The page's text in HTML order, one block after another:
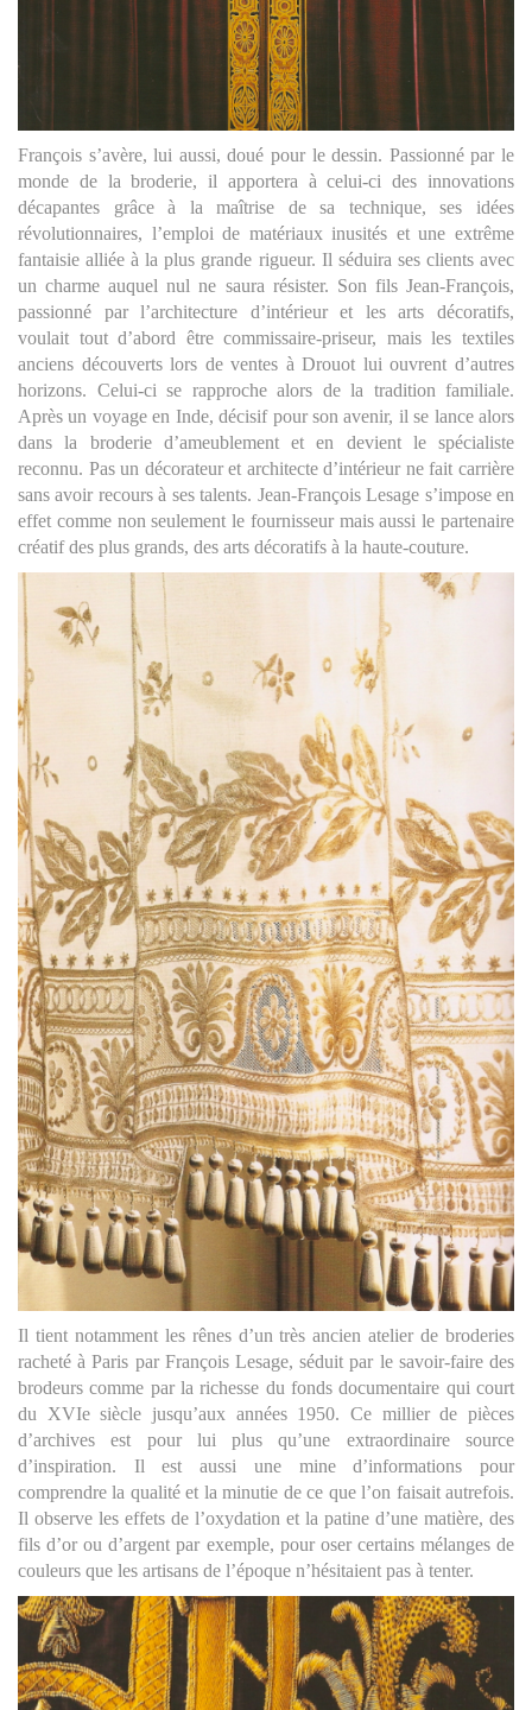
François s’avère, lui aussi, doué pour le dessin. Passionné par le
monde de la broderie, il apportera à celui-ci des innovations
décapantes grâce à la maîtrise de sa technique, ses idées
révolutionnaires, l’emploi de matériaux inusités et une extrême
fantaisie alliée à la plus grande rigueur. Il séduira ses clients avec
un charme auquel nul ne saura résister. Son fils Jean-François,
passionné par l’architecture d’intérieur et les arts décoratifs,
voulait tout d’abord être commissaire-priseur, mais les textiles
anciens découverts lors de ventes à Drouot lui ouvrent d’autres
horizons. Celui-ci se rapproche alors de la tradition familiale.
Après un voyage en Inde, décisif pour son avenir, il se lance alors
dans la broderie d’ameublement et en devient le spécialiste
reconnu. Pas un décorateur et architecte d’intérieur ne fait carrière
sans avoir recours à ses talents. Jean-François Lesage s’impose en
effet comme non seulement le fournisseur mais aussi le partenaire
créatif des plus grands, des arts décoratifs à la haute-couture.
Il tient notamment les rênes d’un très ancien atelier de broderies
racheté à Paris par François Lesage, séduit par le savoir-faire des
brodeurs comme par la richesse du fonds documentaire qui court
du XVIe siècle jusqu’aux années 1950. Ce millier de pièces
d’archives est pour lui plus qu’une extraordinaire source
d’inspiration. Il est aussi une mine d’informations pour
comprendre la qualité et la minutie de ce que l’on faisait autrefois.
Il observe les effets de l’oxydation et la patine d’une matière, des
fils d’or ou d’argent par exemple, pour oser certains mélanges de
couleurs que les artisans de l’époque n’hésitaient pas à tenter.